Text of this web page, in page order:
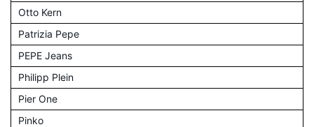
Otto Kern
Patrizia Pepe
PEPE Jeans
Philipp Plein
Pier One
Pinko